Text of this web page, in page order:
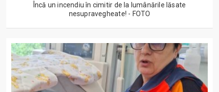
Încă un incendiu în cimitir de la lumânările lăsate
nesupravegheate! - FOTO